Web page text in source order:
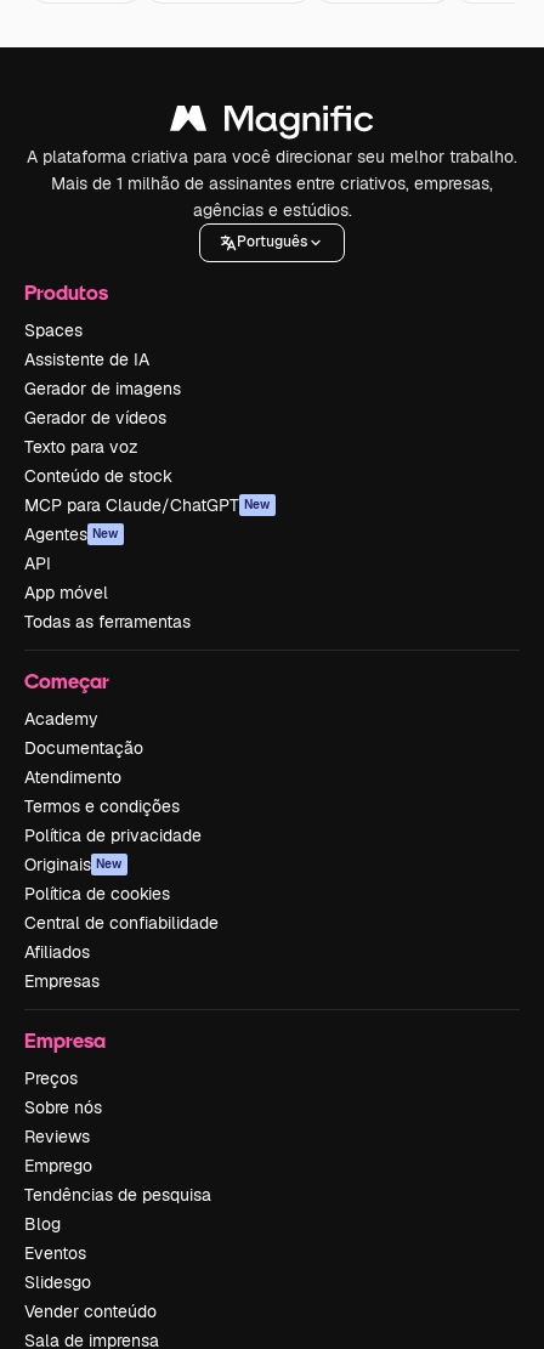
A plataforma criativa para você direcionar seu melhor trabalho.
Mais de 1 milhão de assinantes entre criativos, empresas,
agências e estúdios.
Português
Produtos
Spaces
Assistente de IA
Gerador de imagens
Gerador de vídeos
Texto para voz
Conteúdo de stock
MCP para Claude/ChatGPT New
Agentes New
API
App móvel
Todas as ferramentas
Começar
Academy
Documentação
Atendimento
Termos e condições
Política de privacidade
Originais New
Política de cookies
Central de confiabilidade
Afiliados
Empresas
Empresa
Preços
Sobre nós
Reviews
Emprego
Tendências de pesquisa
Blog
Eventos
Slidesgo
Vender conteúdo
Sala de imprensa